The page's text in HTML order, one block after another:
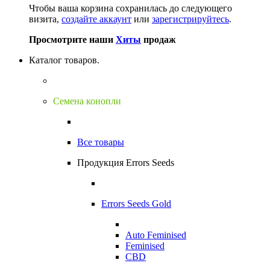
Чтобы ваша корзина сохранилась до следующего
визита, создайте аккаунт или зарегистрируйтесь.
Просмотрите наши Хиты продаж
Каталог товаров.
Семена конопли
Все товары
Продукция Errors Seeds
Errors Seeds Gold
Auto Feminised
Feminised
CBD